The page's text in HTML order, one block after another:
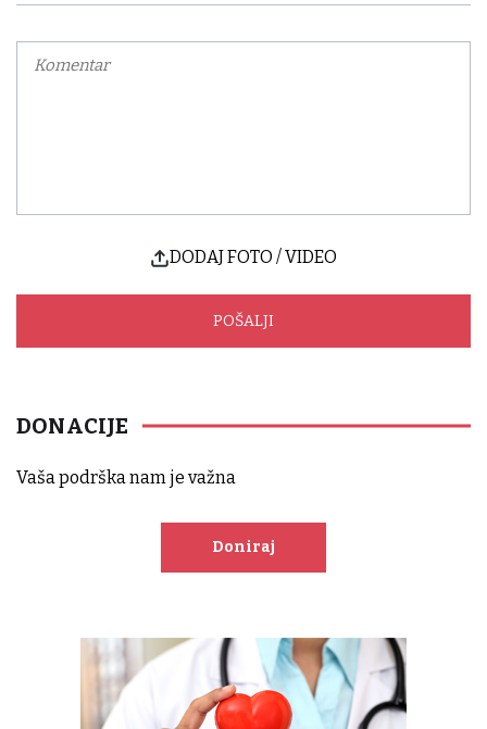
DODAJ FOTO / VIDEO
DONACIJE
Vaša podrška nam je važna
Doniraj